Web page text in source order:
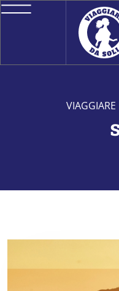
VIAGGIARE